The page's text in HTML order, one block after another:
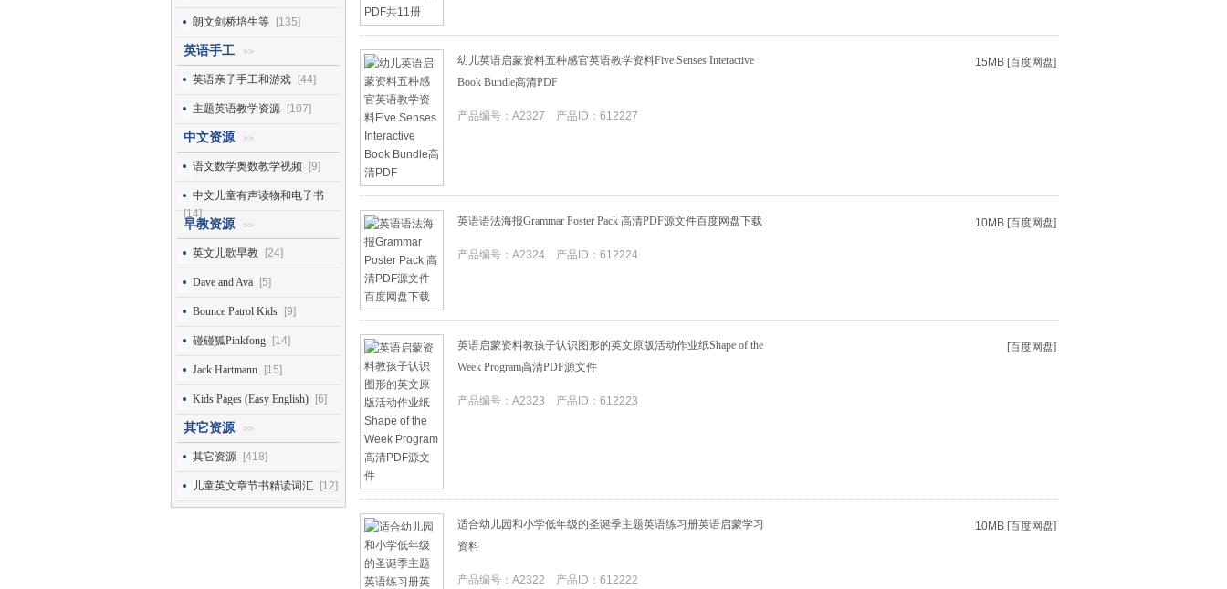
朗文剑桥培生等 [135]
英语手工 >>
英语亲子手工和游戏 [44]
主题英语教学资源 [107]
中文资源 >>
语文数学奥数教学视频 [9]
中文儿童有声读物和电子书
[14]
早教资源 >>
英文儿歌早教 [24]
Dave and Ava [5]
Bounce Patrol Kids [9]
碰碰狐Pinkfong [14]
Jack Hartmann [15]
Kids Pages (Easy English) [6]
其它资源 >>
其它资源 [418]
儿童英文章节书精读词汇 [12]
幼儿英语启蒙资料五种感官英语教学资料Five Senses Interactive
Book Bundle高清PDF
产品编号：A2327 产品ID：612227
15MB [百度网盘]
英语语法海报Grammar Poster Pack 高清PDF源文件百度网盘下载
产品编号：A2324 产品ID：612224
10MB [百度网盘]
英语启蒙资料教孩子认识图形的英文原版活动作业纸Shape of the
Week Program高清PDF源文件
产品编号：A2323 产品ID：612223
[百度网盘]
适合幼儿园和小学低年级的圣诞季主题英语练习册英语启蒙学习
资料
产品编号：A2322 产品ID：612222
10MB [百度网盘]